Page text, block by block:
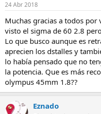
24 Abr 2018
Muchas gracias a todos por
visto el sigma de 60 2.8
Lo que busco aunque es
aprecien los dstalles y
lo había pensado que no
la potencia. Que es más
olympus 45mm 1.8??
Eznado